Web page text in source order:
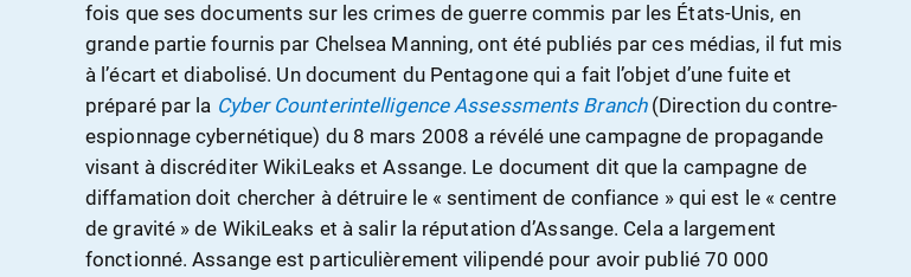
fois que ses documents sur les crimes de guerre commis par les États-Unis, en
grande partie fournis par Chelsea Manning, ont été publiés par ces médias, il fut mis
à l’écart et diabolisé. Un document du Pentagone qui a fait l’objet d’une fuite et
préparé par la Cyber Counterintelligence Assessments Branch(Direction du contre-
espionnage cybernétique) du 8 mars 2008 a révélé une campagne de propagande
visant à discréditer WikiLeaks et Assange. Le document dit que la campagne de
diffamation doit chercher à détruire le « sentiment de confiance » qui est le « centre
de gravité » de WikiLeaks et à salir la réputation d’Assange. Cela a largement
fonctionné. Assange est particulièrement vilipendé pour avoir publié 70 000